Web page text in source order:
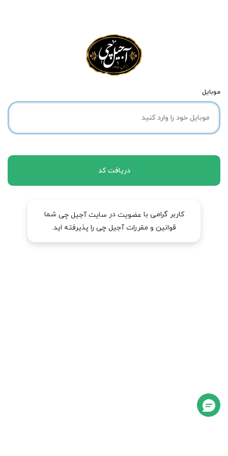
موبایل
دریافت کد
کاربر گرامی با عضویت در سایت آجیل چی شما
قوانین و مقررات آجیل چی را پذیرفته اید.